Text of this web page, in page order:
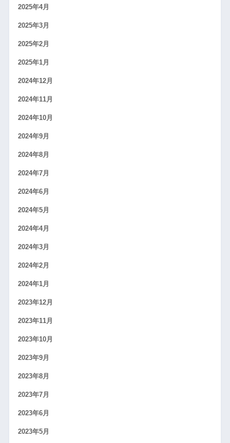
2025年4月
2025年3月
2025年2月
2025年1月
2024年12月
2024年11月
2024年10月
2024年9月
2024年8月
2024年7月
2024年6月
2024年5月
2024年4月
2024年3月
2024年2月
2024年1月
2023年12月
2023年11月
2023年10月
2023年9月
2023年8月
2023年7月
2023年6月
2023年5月